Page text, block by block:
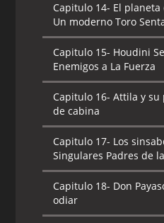
Capitulo 14- El planeta
Un moderno Toro
Capitulo 15- Houdini
Enemigos a La Fuerza
Capitulo 16- Attila y su
de cabina
Capitulo 17- Los
Singulares Padres de
Capitulo 18- Don
odiar